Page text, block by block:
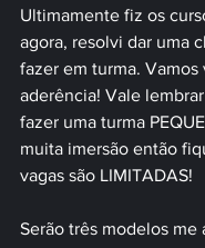
Ultimamente fiz os
agora, resolvi dar uma
fazer em turma. Vamos
aderência! Vale
fazer uma turma
muita imersão então
vagas são LIMITADAS!
Serão três modelos me